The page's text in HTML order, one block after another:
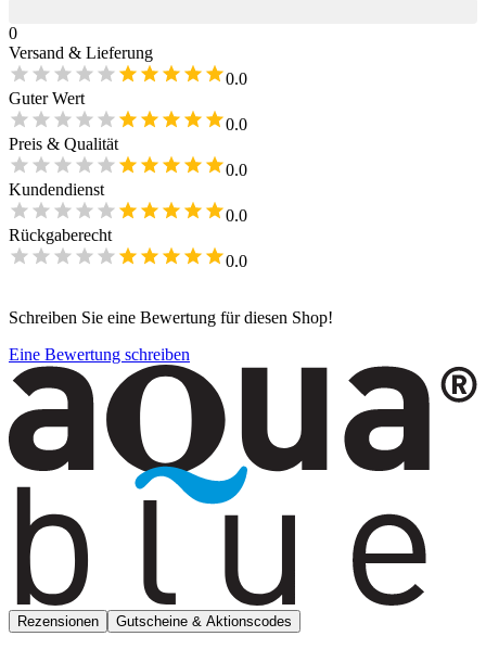
0
Versand & Lieferung
0.0
Guter Wert
0.0
Preis & Qualität
0.0
Kundendienst
0.0
Rückgaberecht
0.0
Schreiben Sie eine Bewertung für diesen Shop!
Eine Bewertung schreiben
Rezensionen Gutscheine & Aktionscodes